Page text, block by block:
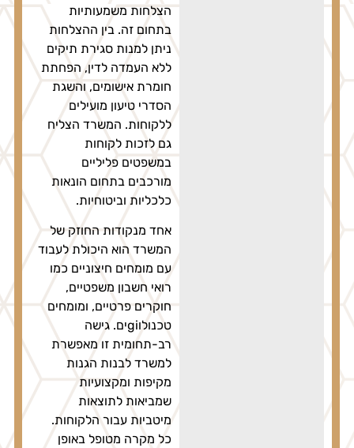
הצלחות משמעותיות
בתחום זה. בין ההצלחות
ניתן למנות סגירת תיקים
ללא העמדה לדין, הפחתת
חומרת אישומים, והשגת
הסדרי טיעון מועילים
ללקוחות. המשרד הצליח
גם לזכות לקוחות
במשפטים פליליים
מורכבים בתחום הונאות
כלכליות וביטוחיות.
אחד מנקודות החוזק של
המשרד הוא היכולת לעבוד
עם מומחים חיצוניים כמו
רואי חשבון משפטיים,
חוקרים פרטיים, ומומחים
טכנולוgiים. גישה
רב-תחומית זו מאפשרת
למשרד לבנות הגנות
מקיפות ומקצועיות
שמביאות לתוצאות
מיטביות עבור הלקוחות.
כל מקרה מטופל באופן